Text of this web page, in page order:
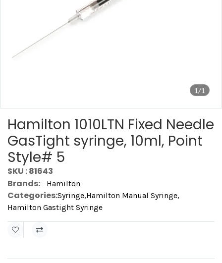
1/1
Hamilton 1010LTN Fixed Needle
GasTight syringe, 10ml, Point
Style# 5
SKU : 81643
Brands:
Hamilton
Categories:Syringe,Hamilton Manual Syringe,
Hamilton Gastight Syringe